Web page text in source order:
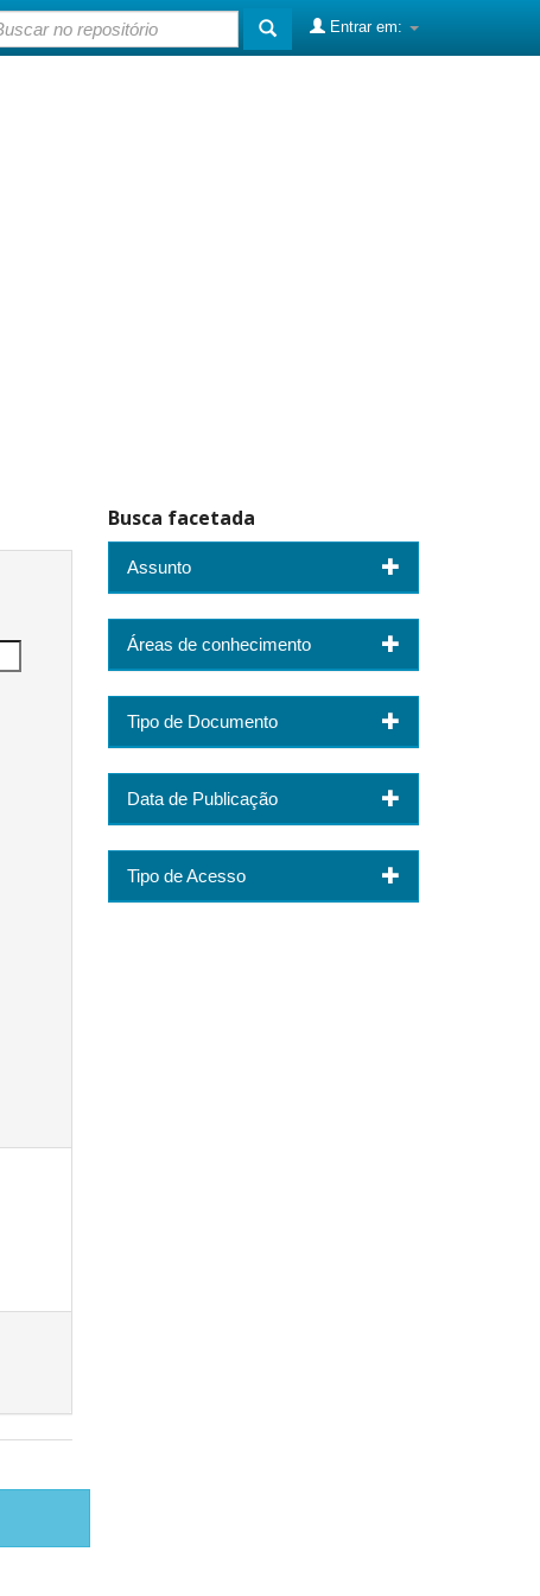
Entrar em:
Busca facetada
Assunto
Áreas de conhecimento
Tipo de Documento
Data de Publicação
Tipo de Acesso